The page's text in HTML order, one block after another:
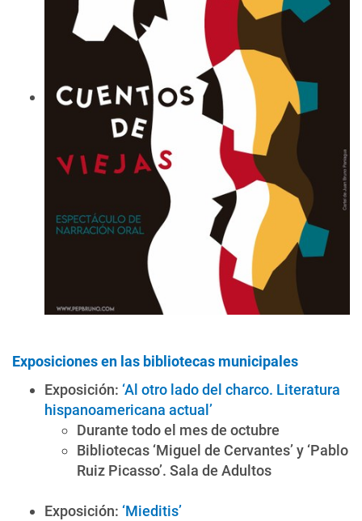
Exposiciones en las bibliotecas municipales
Exposición: ‘Al otro lado del charco. Literatura
hispanoamericana actual’
Durante todo el mes de octubre
Bibliotecas ‘Miguel de Cervantes’ y ‘Pablo
Ruiz Picasso’. Sala de Adultos
Exposición: ‘Mieditis’